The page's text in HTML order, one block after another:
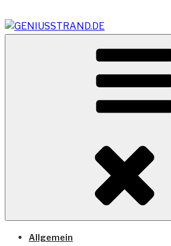
Inhalt
springen
Vom Geniusstrand zum
Terminal Wilhelmshaven
Allgemein